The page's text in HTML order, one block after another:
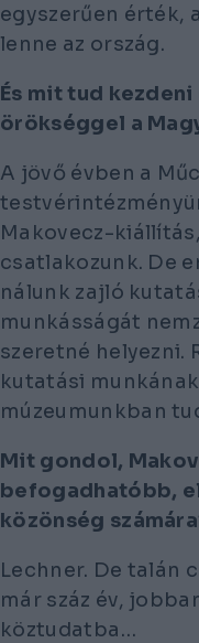
egyszerűen érték,
lenne az ország.
És mit tud
örökséggel a
A jövő évben a
Makovecz-
csatlakozunk. De
nálunk zajló
munkásságát
szeretné helyezni.
kutatási
múzeumunkban
Mit gondol,
befogadhatóbb,
közönség
Lechner. De talán
már száz év,
köztudatba…